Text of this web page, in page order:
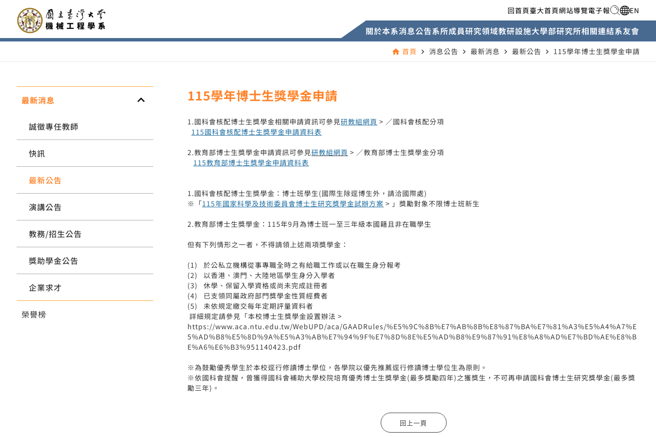
回首頁臺大首頁網站導覽電子報 EN
關於本系消息公告系所成員研究領域教研設施大學部研究所相關連結系友會
home 首頁 navigate_next 消息公告 navigate_next 最新消息 navigate_next 最新公告 navigate_next 115學年博士生獎學金申請
最新消息 keyboard_arrow_up
誠徵專任教師
快訊
最新公告
演講公告
教務/招生公告
獎助學金公告
企業求才
榮譽榜
115學年博士生獎學金申請
1.國科會核配博士生獎學金相關申請資訊可參見研教組網頁 > ／國科會核配分項
115國科會核配博士生獎學金申請資料表
2.教育部博士生獎學金申請資訊可參見研教組網頁 > ／教育部博士生獎學金分項
115教育部博士生獎學金申請資料表
1.國科會核配博士生獎學金：博士班學生(國際生除逕博生外，請洽國際處)
※「115年國家科學及技術委員會博士生研究獎學金試辦方案 > 」獎勵對象不限博士班新生
2.教育部博士生獎學金：115年9月為博士班一至三年級本國籍且非在職學生
但有下列情形之一者，不得請領上述兩項獎學金：
(1) 於公私立機構從事專職全時之有給職工作或以在職生身分報考
(2) 以香港、澳門、大陸地區學生身分入學者
(3) 休學、保留入學資格或尚未完成註冊者
(4) 已支領同屬政府部門獎學金性質經費者
(5) 未依規定繳交每年定期評量資料者
詳細規定請參見「本校博士生獎學金設置辦法 >
https://www.aca.ntu.edu.tw/WebUPD/aca/GAADRules/%E5%9C%8B%E7%AB%8B%E8%87%BA%E7%81%A3%E5%A4%A7%E
5%AD%B8%E5%8D%9A%E5%A3%AB%E7%94%9F%E7%8D%8E%E5%AD%B8%E9%87%91%E8%A8%AD%E7%BD%AE%E8%B
E%A6%E6%B3%951140423.pdf
※為鼓勵優秀學生於本校逕行修讀博士學位，各學院以優先推薦逕行修讀博士學位生為原則。
※依國科會提醒，曾獲得國科會補助大學校院培育優秀博士生獎學金(最多獎勵四年)之獲獎生，不可再申請國科會博士生研究獎學金(最多獎
勵三年)。